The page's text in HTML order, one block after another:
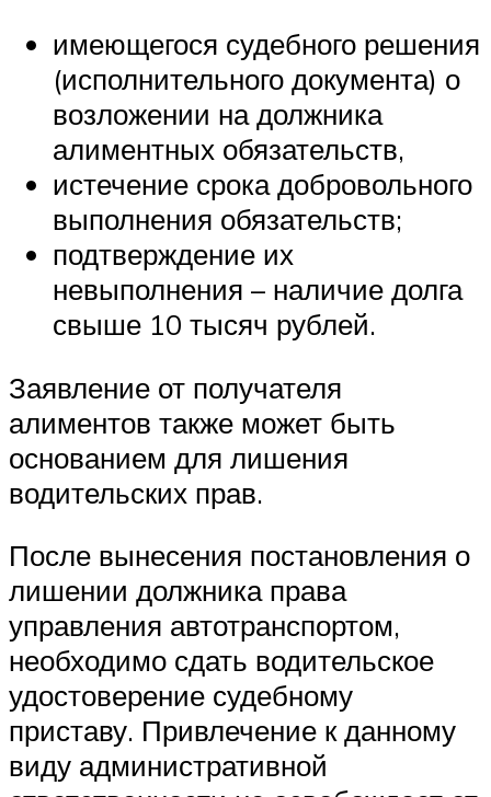
имеющегося судебного решения
(исполнительного документа) о
возложении на должника
алиментных обязательств,
истечение срока добровольного
выполнения обязательств;
подтверждение их
невыполнения – наличие долга
свыше 10 тысяч рублей.
Заявление от получателя
алиментов также может быть
основанием для лишения
водительских прав.
После вынесения постановления о
лишении должника права
управления автотранспортом,
необходимо сдать водительское
удостоверение судебному
приставу. Привлечение к данному
виду административной